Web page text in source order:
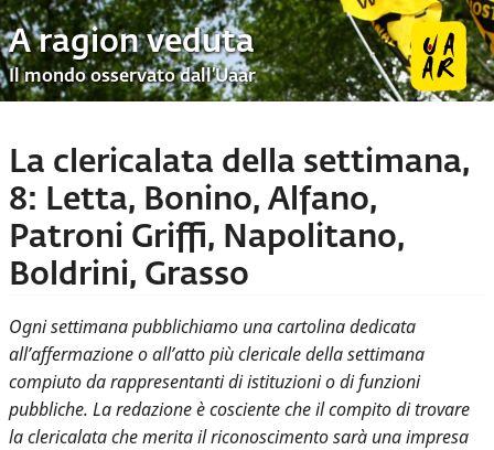
A ragion veduta
Il mondo osservato dall’Uaar
La clericalata della settimana,
8: Letta, Bonino, Alfano,
Patroni Griffi, Napolitano,
Boldrini, Grasso
Ogni settimana pubblichiamo una cartolina dedicata
all’affermazione o all’atto più clericale della settimana
compiuto da rappresentanti di istituzioni o di funzioni
pubbliche. La redazione è cosciente che il compito di trovare
la clericalata che merita il riconoscimento sarà una impresa